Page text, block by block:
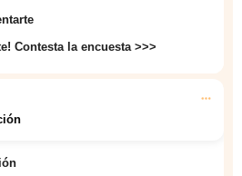
Contesta la encuesta >>>